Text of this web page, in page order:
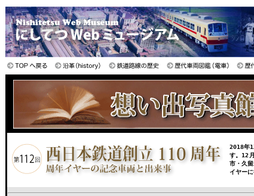
2018年
す。12
市・久
イヤー